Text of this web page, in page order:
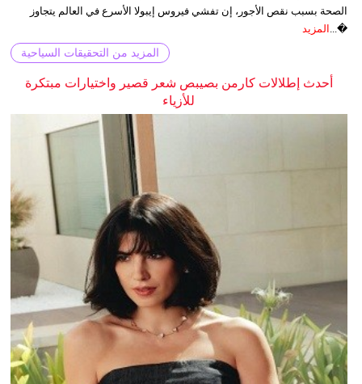
الصحة بسبب نقص الأجور، إن تفشي فيروس إيبولا الأسرع في العالم يتجاوز
�...
المزيد
المزيد من التحقيقات السياحية
أحدث إطلالات كارمن بصيبص شعر قصير واختيارات مبتكرة
للأزياء